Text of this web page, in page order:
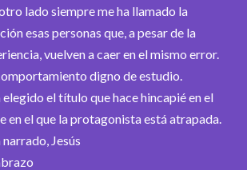
lado siempre me ha llamado la
esas personas que, a pesar de la
vuelven a caer en el mismo error.
digno de estudio.
elegido el título que hace hincapié en el
en el que la protagonista está atrapada.
narrado, Jesús